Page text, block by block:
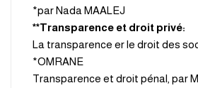
par Nada MAALEJ*
:Transparence et droit privé**
.La transparence er le droit des
OMRANE*
.Transparence et droit pénal, par